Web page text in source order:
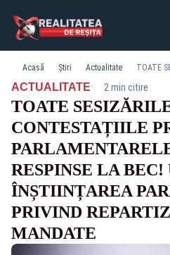
Acasă Știri Actualitate
ACTUALITATE· 2 min citire
TOATE
CONTESTAȚIILE
RESPINSE LA
ÎNȘTIINȚAREA
PRIVIND
MANDATE